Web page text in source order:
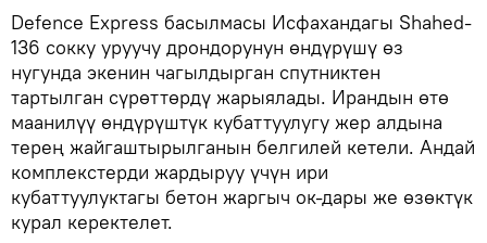
Defence Express басылмасы Исфахандагы Shahed-
136 сокку уруучу дрондорунун өндүрүшү өз
нугунда экенин чагылдырган спутниктен
тартылган сүрөттөрдү жарыялады. Ирандын өтө
маанилүү өндүрүштүк кубаттуулугу жер алдына
терең жайгаштырылганын белгилей кетели. Андай
комплекстерди жардыруу үчүн ири
кубаттуулуктагы бетон жаргыч ок-дары же өзөктүк
курал керектелет.